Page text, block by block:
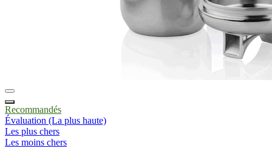
Recommandés
Évaluation (La plus haute)
Les plus chers
Les moins chers